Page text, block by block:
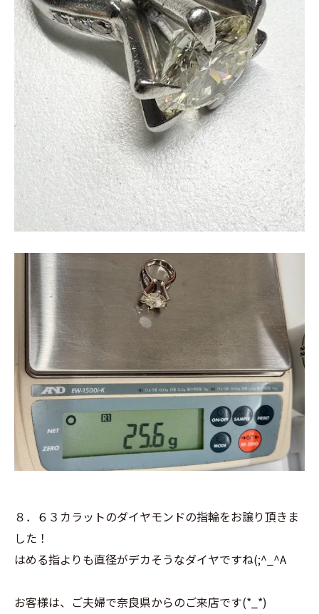
８．６３カラットのダイヤモンドの指輪をお譲り頂きま
した！
はめる指よりも直径がデカそうなダイヤですね(;^_^A
お客様は、ご夫婦で奈良県からのご来店です(*_*)